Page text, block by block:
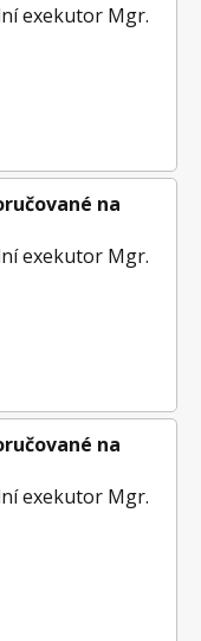
exekutor Mgr.
na
exekutor Mgr.
na
exekutor Mgr.